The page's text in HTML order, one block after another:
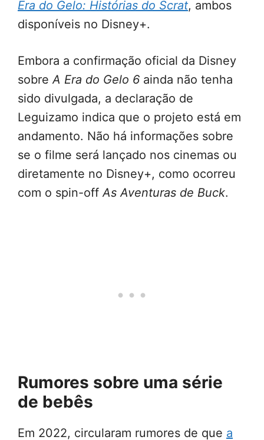
Era do Gelo: Histórias do Scrat, ambos
disponíveis no Disney+.
Embora a confirmação oficial da Disney
sobreA Era do Gelo 6 ainda não tenha
sido divulgada, a declaração de
Leguizamo indica que o projeto está em
andamento. Não há informações sobre
se o filme será lançado nos cinemas ou
diretamente no Disney+, como ocorreu
com o spin-offAs Aventuras de Buck.
Rumores sobre uma série
de bebês
Em 2022, circularam rumores de que a